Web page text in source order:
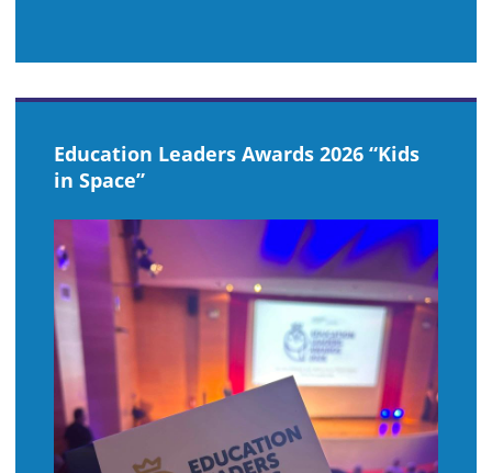
Εducation Leaders Awards 2026 “Kids
in Space”